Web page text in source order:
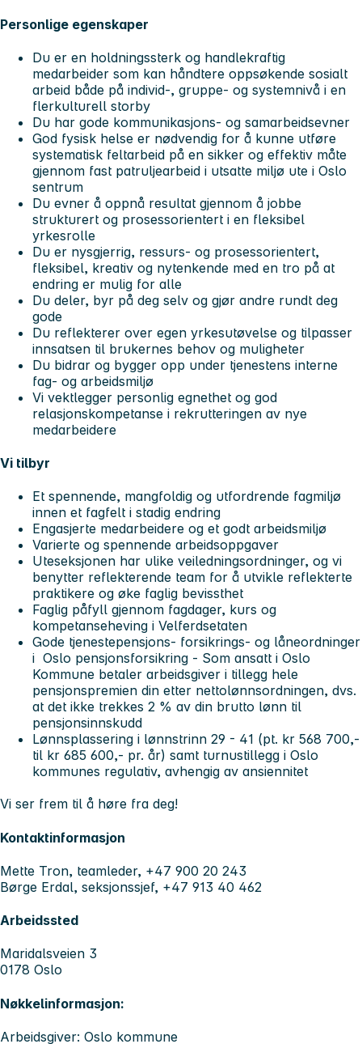
Personlige egenskaper
Du er en holdningssterk og handlekraftig
medarbeider som kan håndtere oppsøkende sosialt
arbeid både på individ-, gruppe- og systemnivå i en
flerkulturell storby
Du har gode kommunikasjons- og samarbeidsevner
God fysisk helse er nødvendig for å kunne utføre
systematisk feltarbeid på en sikker og effektiv måte
gjennom fast patruljearbeid i utsatte miljø ute i Oslo
sentrum
Du evner å oppnå resultat gjennom å jobbe
strukturert og prosessorientert i en fleksibel
yrkesrolle
Du er nysgjerrig, ressurs- og prosessorientert,
fleksibel, kreativ og nytenkende med en tro på at
endring er mulig for alle
Du deler, byr på deg selv og gjør andre rundt deg
gode
Du reflekterer over egen yrkesutøvelse og tilpasser
innsatsen til brukernes behov og muligheter
Du bidrar og bygger opp under tjenestens interne
fag- og arbeidsmiljø
Vi vektlegger personlig egnethet og god
relasjonskompetanse i rekrutteringen av nye
medarbeidere
Vi tilbyr
Et spennende, mangfoldig og utfordrende fagmiljø
innen et fagfelt i stadig endring
Engasjerte medarbeidere og et godt arbeidsmiljø
Varierte og spennende arbeidsoppgaver
Uteseksjonen har ulike veiledningsordninger, og vi
benytter reflekterende team for å utvikle reflekterte
praktikere og øke faglig bevissthet
Faglig påfyll gjennom fagdager, kurs og
kompetanseheving i Velferdsetaten
Gode tjenestepensjons- forsikrings- og låneordninger
i Oslo pensjonsforsikring - Som ansatt i Oslo
Kommune betaler arbeidsgiver i tillegg hele
pensjonspremien din etter nettolønnsordningen, dvs.
at det ikke trekkes 2 % av din brutto lønn til
pensjonsinnskudd
Lønnsplassering i lønnstrinn 29 - 41 (pt. kr 568 700,-
til kr 685 600,- pr. år) samt turnustillegg i Oslo
kommunes regulativ, avhengig av ansiennitet
Vi ser frem til å høre fra deg!
Kontaktinformasjon
Mette Tron, teamleder, +47 900 20 243
Børge Erdal, seksjonssjef, +47 913 40 462
Arbeidssted
Maridalsveien 3
0178 Oslo
Nøkkelinformasjon:
Arbeidsgiver: Oslo kommune